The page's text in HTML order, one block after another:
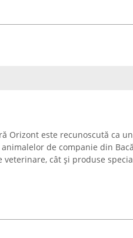
Orizont este recunoscută ca
de companie din
cât și produse